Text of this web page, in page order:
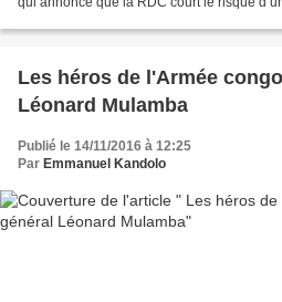
Les héros de l'Armée
Léonard Mulamba
Publié le 14/11/2016 à 12:25
Par Emmanuel Kandolo